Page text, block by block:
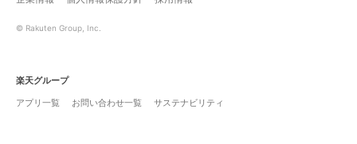
© Rakuten Group, Inc.
楽天グループ
アプリ一覧
お問い合わせ一覧 サステナビリティ